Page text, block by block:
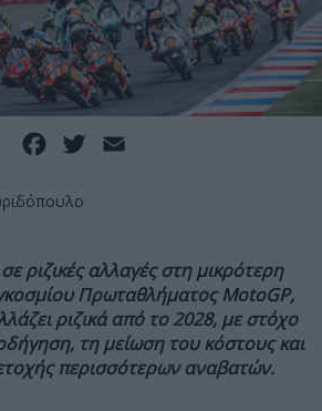
Facebook
Twitter
ριζικές αλλαγές στη μικρότερη
Πρωταθλήματος MotoGP,
ριζικά από το 2028, με στόχο
τη μείωση του κόστους και
περισσότερων αναβατών.